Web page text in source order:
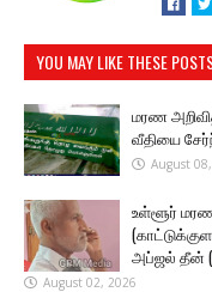
YOU MAY LIKE THESE
மரண
வீதியை
August
உள்ளூர்
அப்ஜல் தீன்
August 02, 2026